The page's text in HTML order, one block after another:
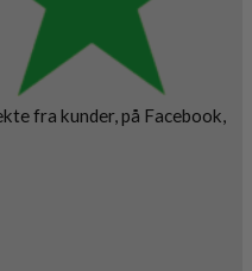
fra kunder, på Facebook,